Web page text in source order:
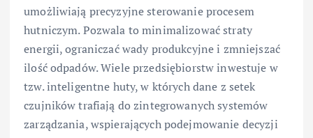
umożliwiają precyzyjne sterowanie procesem
hutniczym. Pozwala to minimalizować straty
energii, ograniczać wady produkcyjne i zmniejszać
ilość odpadów. Wiele przedsiębiorstw inwestuje w
tzw. inteligentne huty, w których dane z setek
czujników trafiają do zintegrowanych systemów
zarządzania, wspierających podejmowanie decyzji